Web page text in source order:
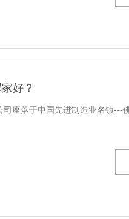
好？
座落于中国先进制造业名镇---